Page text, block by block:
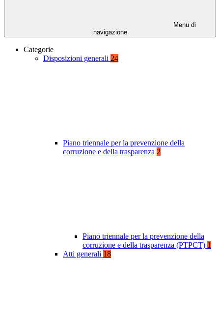
Menu di
navigazione
Categorie
Disposizioni generali 24
Piano triennale per la prevenzione della
corruzione e della trasparenza 2
Piano triennale per la prevenzione della
corruzione e della trasparenza (PTPCT) 1
Atti generali 18